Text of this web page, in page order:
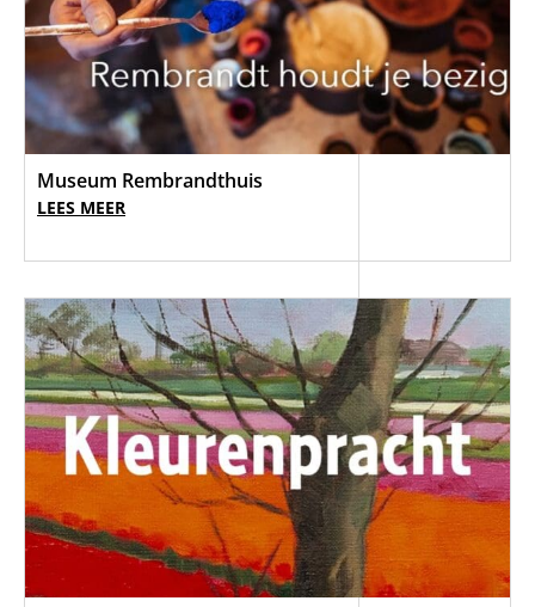
Museum Rembrandthuis
LEES MEER